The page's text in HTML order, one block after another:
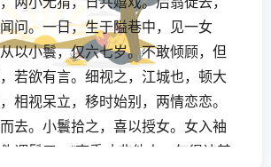
问。一日，生于隘巷中，见一女
以小鬟，仅六七岁。不敢倾顾，但
若欲有言。细视之，江城也，顿大
相视呆立，移时始别，两情恋恋。
去。小鬟拾之，喜以授女。女入袖
谓鬟曰：“高秀才非他人，勿得讳其